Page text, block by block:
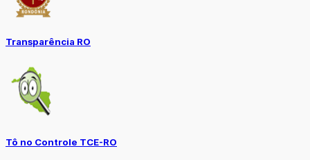
Transparência RO
Tô no Controle TCE-RO